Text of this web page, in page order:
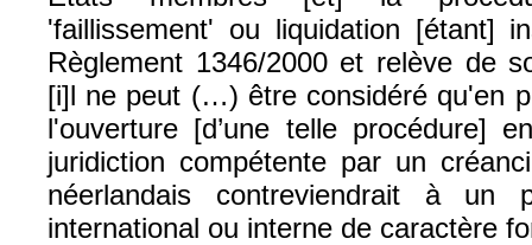
'faillissement' ou liquidation [étant]
Règlement 1346/2000 et relève de
[i]l ne peut (…) être considéré qu'en
l'ouverture [d’une telle procédure]
juridiction compétente par un
néerlandais contreviendrait à un
international ou interne de caractère